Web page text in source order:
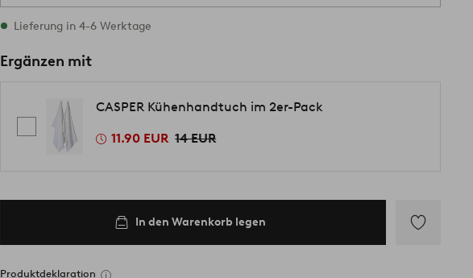
Vorrätig
Lieferung in 4-6 Werktage
Ergänzen mit
CASPER Kühenhandtuch im 2er-Pack
11.90 EUR 14 EUR
In den Warenkorb legen
Produktdeklaration